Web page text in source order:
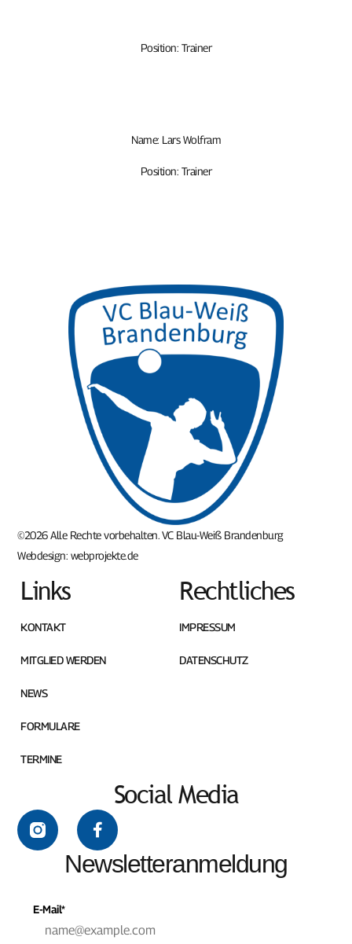
Position: Trainer
Name: Lars Wolfram
Position: Trainer
©2026 Alle Rechte vorbehalten. VC Blau-Weiß Brandenburg
Webdesign: webprojekte.de
Links
KONTAKT
MITGLIED WERDEN
NEWS
FORMULARE
TERMINE
Rechtliches
IMPRESSUM
DATENSCHUTZ
Social Media
Newsletteranmeldung
E-Mail*